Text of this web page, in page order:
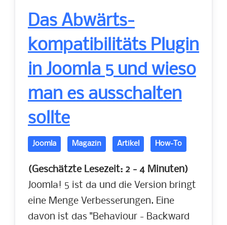
Das Abwärts-
kompatibilitäts Plugin
in Joomla 5 und wieso
man es ausschalten
sollte
Joomla Magazin Artikel How-To
(Geschätzte Lesezeit: 2 - 4 Minuten)
Joomla! 5 ist da und die Version bringt
eine Menge Verbesserungen. Eine
davon ist das "Behaviour - Backward